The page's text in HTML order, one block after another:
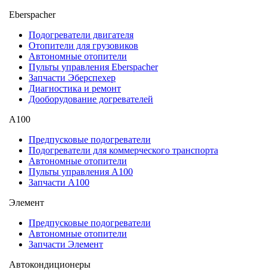
Eberspacher
Подогреватели двигателя
Отопители для грузовиков
Автономные отопители
Пульты управления Eberspacher
Запчасти Эберспехер
Диагностика и ремонт
Дооборудование догревателей
А100
Предпусковые подогреватели
Подогреватели для коммерческого транспорта
Автономные отопители
Пульты управления A100
Запчасти А100
Элемент
Предпусковые подогреватели
Автономные отопители
Запчасти Элемент
Автокондиционеры